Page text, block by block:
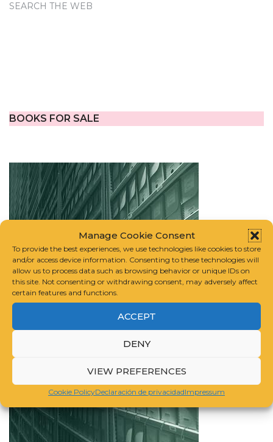
Manage Cookie Consent
To provide the best experiences, we use technologies like cookies to store
and/or access device information. Consenting to these technologies will
allow us to process data such as browsing behavior or unique IDs on
this site. Not consenting or withdrawing consent, may adversely affect
certain features and functions.
ACCEPT
DENY
VIEW PREFERENCES
Cookie PolicyDeclaración de privacidadImpressum
SEARCH THE WEB
BOOKS FOR SALE